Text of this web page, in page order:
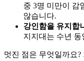
중 3명 미만이 감
않습니다.
강인함을 유지합
지지대는 수년 동
멋진 점은 무엇일까요